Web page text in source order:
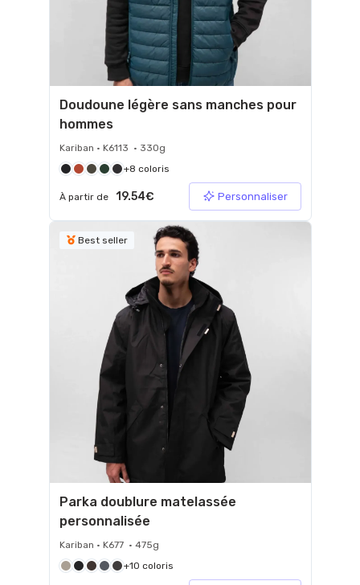
Doudoune légère sans manches pour
hommes
Kariban • K6113 • 330g
+8 coloris
À partir de 19.54€ Personnaliser
Best seller
Parka doublure matelassée
personnalisée
Kariban • K677 • 475g
+10 coloris